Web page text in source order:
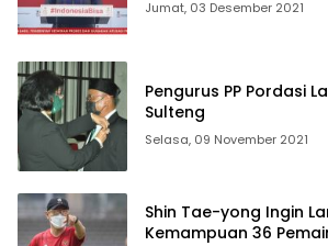
Jumat, 03 Desember 2021
Pengurus PP Pordasi
Sulteng
Selasa, 09 November 2021
Shin Tae-yong Ingin
Kemampuan 36